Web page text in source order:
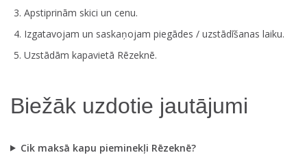
Apstiprinām skici un cenu.
Izgatavojam un saskaņojam piegādes / uzstādīšanas laiku.
Uzstādām kapavietā Rēzeknē.
Biežāk uzdotie jautājumi
Cik maksā kapu pieminekļi Rēzeknē?